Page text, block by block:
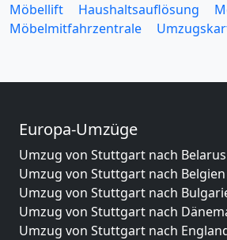
Möbellift
Haushaltsauflösung
Möbelmitfahrzentrale
Europa-Umzüge
Umzug von Stuttgart nach Belarus
Umzug von Stuttgart nach Belgien
Umzug von Stuttgart nach
Umzug von Stuttgart nach
Umzug von Stuttgart nach